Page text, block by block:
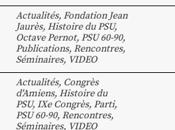
Actualités, Fondation Jean
Jaurès, Histoire du PSU,
Octave Pernot, PSU 60-90,
Publications, Rencontres,
Séminaires, VIDEO
Actualités, Congrès
d'Amiens, Histoire du
PSU, IXe Congrès, Parti,
PSU 60-90, Rencontres,
Séminaires, VIDEO